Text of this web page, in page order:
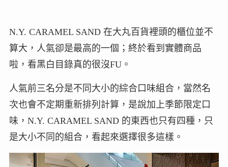
N.Y. CARAMEL SAND 在大丸百貨裡頭的櫃位並不
算大，人氣卻是最高的一個；終於看到實體商品
啦，看黑白目錄真的很沒FU。
人氣前三名分是不同大小的綜合口味組合，當然名
次也會不定期重新排列計算，是說加上季節限定口
味，N.Y. CARAMEL SAND 的東西也只有四種，只
是大小不同的組合，看起來選擇很多這樣。